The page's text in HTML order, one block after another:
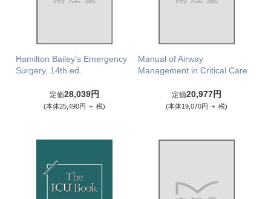
Hamilton Bailey's Emergency
Surgery, 14th ed.
定価28,039円
(本体25,490円 ＋ 税)
Manual of Airway
Management in Critical Care
定価20,977円
(本体19,070円 ＋ 税)